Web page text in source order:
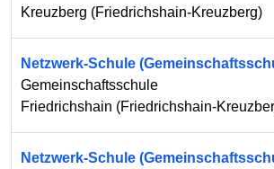
Kreuzberg (Friedrichshain-Kreuzberg)
Netzwerk-Schule
Gemeinschaftsschule
Friedrichshain (Friedrichshain-
Netzwerk-Schule